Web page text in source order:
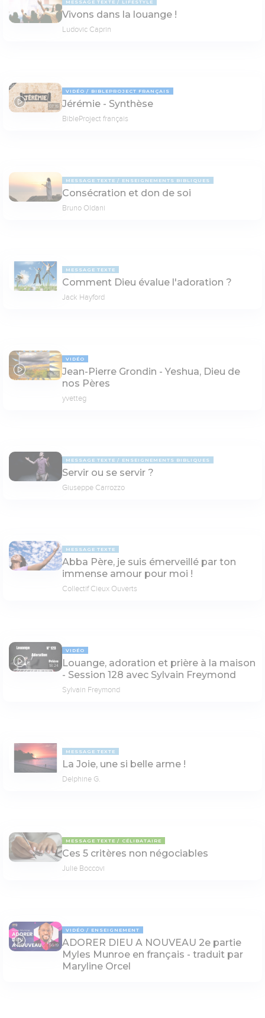
MESSAGE TEXTE LIFESTYLE
Vivons dans la louange !
Ludovic Caprin
07:15
VIDÉO BIBLEPROJECT FRANÇAIS
Jérémie - Synthèse
BibleProject français
MESSAGE TEXTE ENSEIGNEMENTS BIBLIQUES
Consécration et don de soi
Bruno Oldani
MESSAGE TEXTE
Comment Dieu évalue l'adoration ?
Jack Hayford
03:55
VIDÉO
Jean-Pierre Grondin - Yeshua, Dieu de
nos Pères
yvetteg
MESSAGE TEXTE ENSEIGNEMENTS BIBLIQUES
Servir ou se servir ?
Giuseppe Carrozzo
MESSAGE TEXTE
Abba Père, je suis émerveillé par ton
immense amour pour moi !
Collectif Cieux Ouverts
18:24
VIDÉO
Louange, adoration et prière à la maison
- Session 128 avec Sylvain Freymond
Sylvain Freymond
MESSAGE TEXTE
La Joie, une si belle arme !
Delphine G.
MESSAGE TEXTE CÉLIBATAIRE
Ces 5 critères non négociables
Julie Boccovi
56:19
VIDÉO ENSEIGNEMENT
ADORER DIEU A NOUVEAU 2e partie
Myles Munroe en français - traduit par
Maryline Orcel